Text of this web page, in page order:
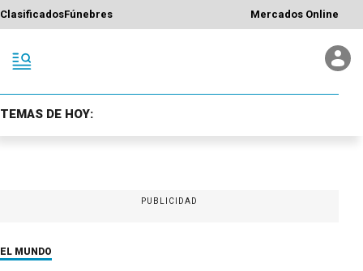
ClasificadosFúnebres Mercados Online
TEMAS DE HOY:
PUBLICIDAD
EL MUNDO